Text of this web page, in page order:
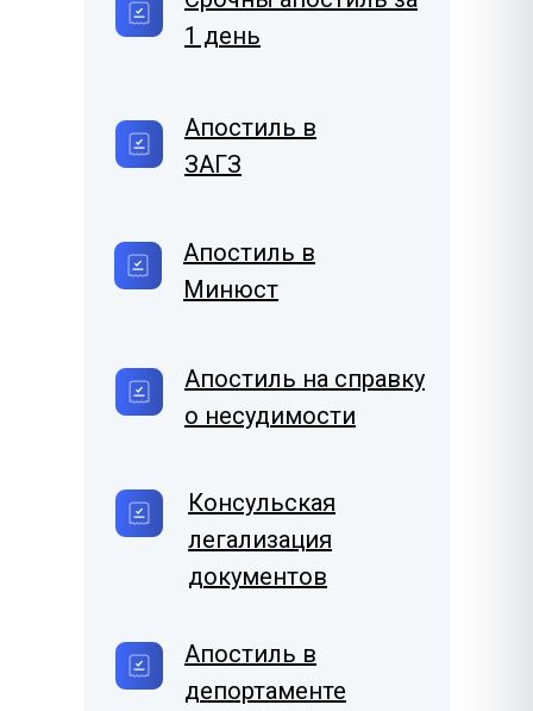
1 день
Апостиль в
Минюст
Апостиль в
ЗАГЗ
Апостиль в
депортаменте
Консульская
легализация
документов
Апостиль на справку
о несудимости